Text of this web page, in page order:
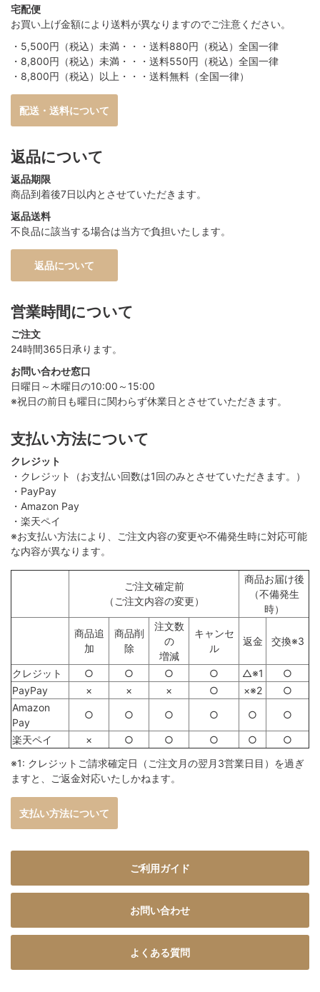
宅配便
お買い上げ金額により送料が異なりますのでご注意ください。
・5,500円（税込）未満・・・送料880円（税込）全国一律
・8,800円（税込）未満・・・送料550円（税込）全国一律
・8,800円（税込）以上・・・送料無料（全国一律）
配送・送料について
返品について
返品期限
商品到着後7日以内とさせていただきます。
返品送料
不良品に該当する場合は当方で負担いたします。
返品について
営業時間について
ご注文
24時間365日承ります。
お問い合わせ窓口
日曜日～木曜日の10:00～15:00
※祝日の前日も曜日に関わらず休業日とさせていただきます。
支払い方法について
クレジット
・クレジット（お支払い回数は1回のみとさせていただきます。）
・PayPay
・Amazon Pay
・楽天ペイ
※お支払い方法により、ご注文内容の変更や不備発生時に対応可能
な内容が異なります。
ご注文確定前
（ご注文内容の変更）
商品お届け後
（不備発生
時）
商品追
加
商品削
除
注文数
の
増減
キャンセ
ル
返金 交換※3
クレジット ○ ○ ○ ○ △※1
○
PayPay
× × × ○ ×※2
○
Amazon
Pay
○ ○ ○ ○ ○ ○
楽天ペイ × ○ ○ ○ ○
○
※1: クレジットご請求確定日（ご注文月の翌月3営業日目）を過ぎ
ますと、ご返金対応いたしかねます。
支払い方法について
ご利用ガイド
お問い合わせ
よくある質問